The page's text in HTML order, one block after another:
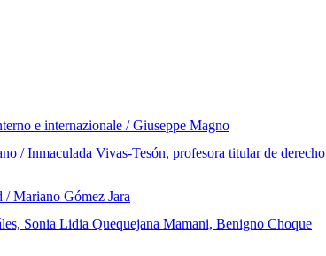
e internazionale / Giuseppe Magno
/ Inmaculada Vivas-Tesón, profesora titular de derecho
Mariano Gómez Jara
Sonia Lidia Quequejana Mamani, Benigno Choque